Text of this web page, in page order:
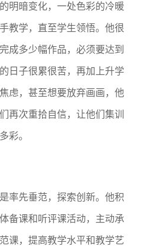
明暗变化，一处色彩的冷暖
教学，直至学生领悟。他很
成多少幅作品，必须要达到
日子很累很苦，再加上升学
虑，甚至想要放弃画画，他
再次重拾自信，让他们集训
彩。
率先垂范，探索创新。他积
备课和听评课活动，主动承
课，提高教学水平和教学艺